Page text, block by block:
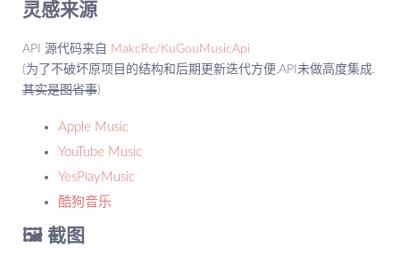
灵感来源
API 源代码来自
MakcRe/KuGouMusicApi
(为了不破坏原项目的结构和后期更新迭代方便,API未做高度集成.
其实是图省事)
Apple Music
YouTube Music
YesPlayMusic
酷狗音乐
🖼️ 截图